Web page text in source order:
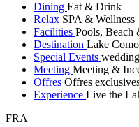
Dining Eat & Drink
Relax SPA & Wellness
Facilities Pools, Beach
Destination Lake
Special Events
Meeting Meeting &
Offres Offres
Experience Live the
FRA